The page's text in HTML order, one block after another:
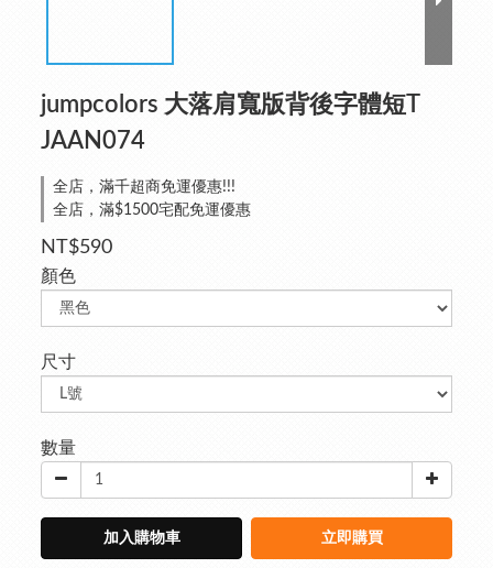
jumpcolors 大落肩寬版背後字體短T
JAAN074
全店，滿千超商免運優惠!!!
全店，滿$1500宅配免運優惠
NT$590
顏色
尺寸
數量
加入購物車 立即購買